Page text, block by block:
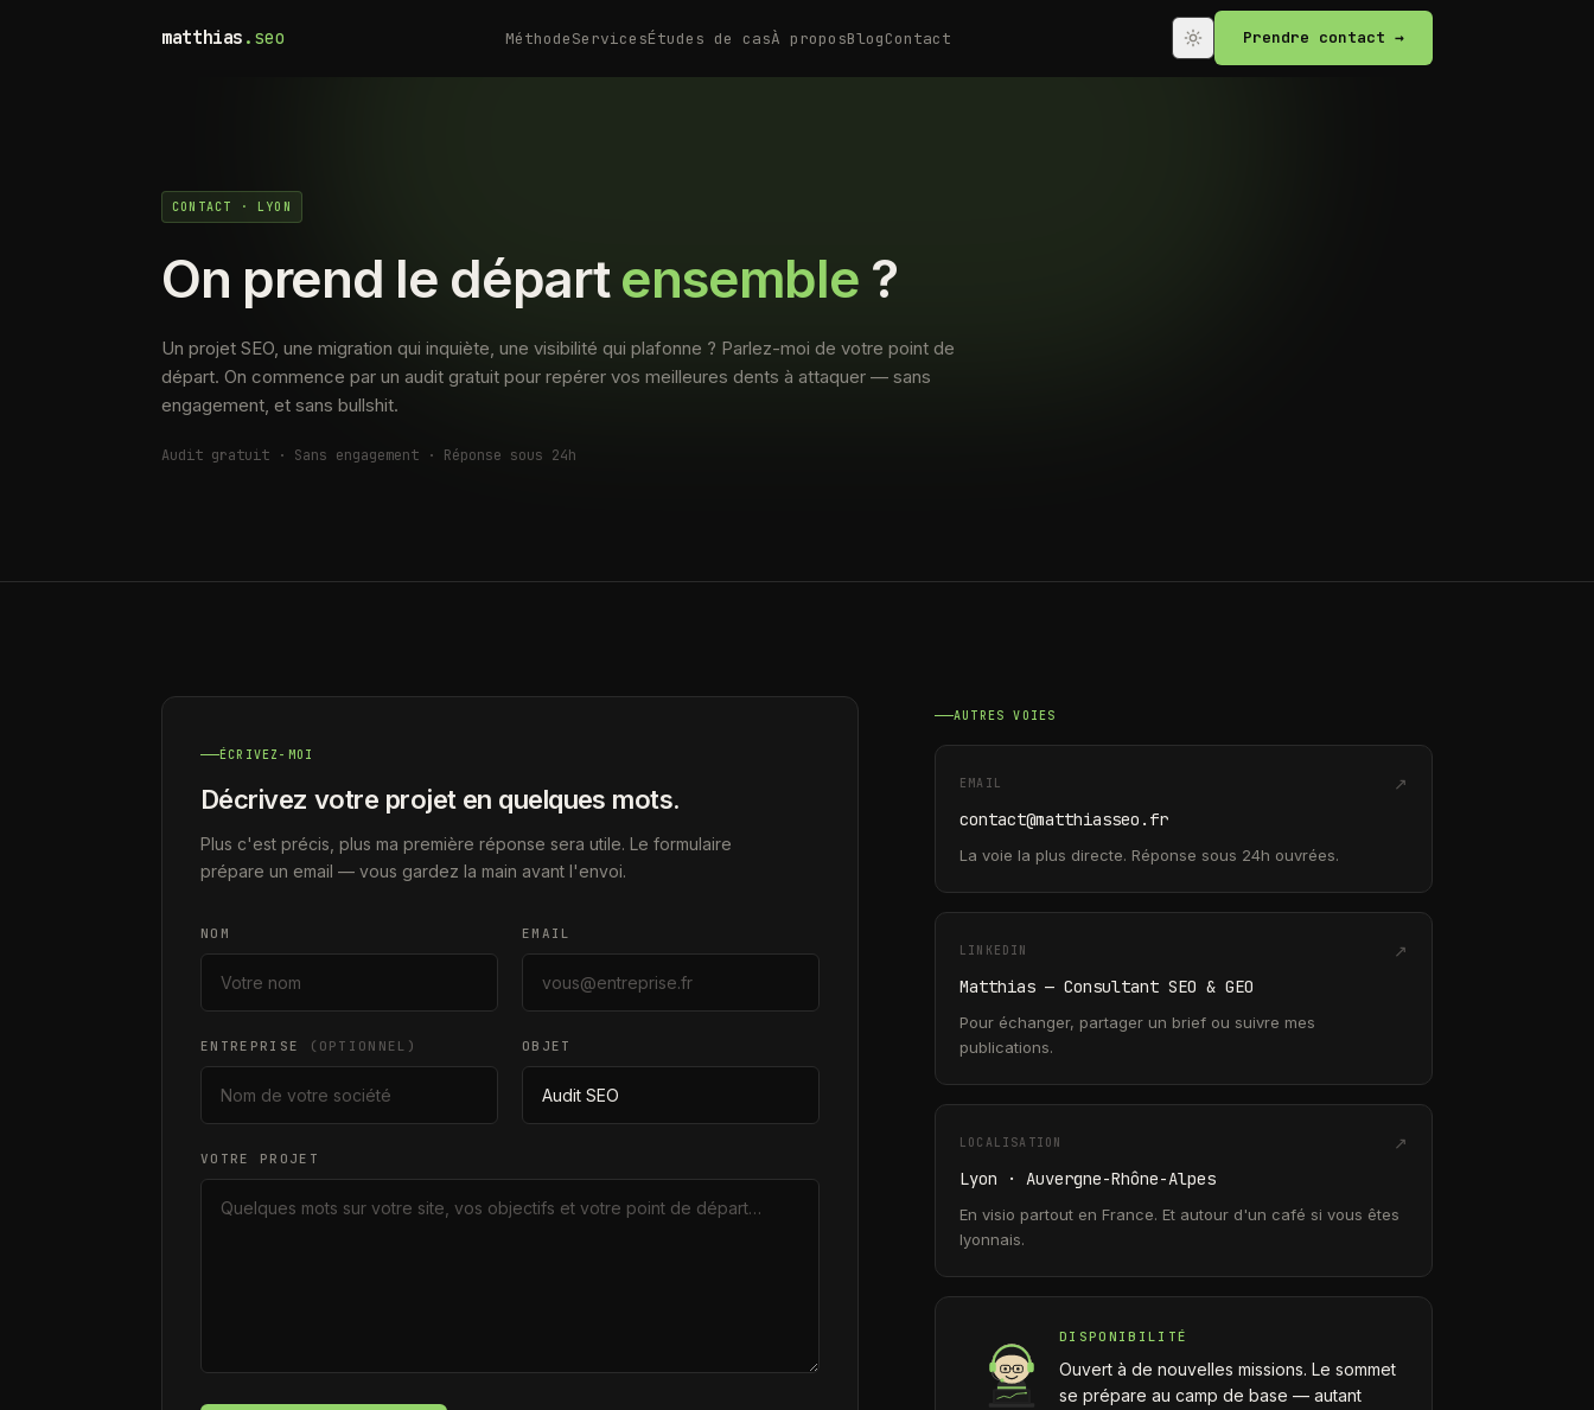
matthias .seo MéthodeServicesÉtudes de casÀ proposBlogContact Prendre contact →
CONTACT · LYON
On prend le départensemble ?
Un projet SEO, une migration qui inquiète, une visibilité qui plafonne ? Parlez-moi de votre point de
départ. On commence par un audit gratuit pour repérer vos meilleures dents à attaquer — sans
engagement, et sans bullshit.
Audit gratuit · Sans engagement · Réponse sous 24h
ÉCRIVEZ-MOI
Décrivez votre projet en quelques mots.
Plus c'est précis, plus ma première réponse sera utile. Le formulaire
prépare un email — vous gardez la main avant l'envoi.
NOM EMAIL
ENTREPRISE (OPTIONNEL) OBJET
VOTRE PROJET
AUTRES VOIES
EMAIL ↗
contact@matthiasseo.fr
La voie la plus directe. Réponse sous 24h ouvrées.
LINKEDIN ↗
Matthias — Consultant SEO & GEO
Pour échanger, partager un brief ou suivre mes
publications.
LOCALISATION ↗
Lyon · Auvergne-Rhône-Alpes
En visio partout en France. Et autour d'un café si vous êtes
lyonnais.
DISPONIBILITÉ
Ouvert à de nouvelles missions. Le sommet
se prépare au camp de base — autant